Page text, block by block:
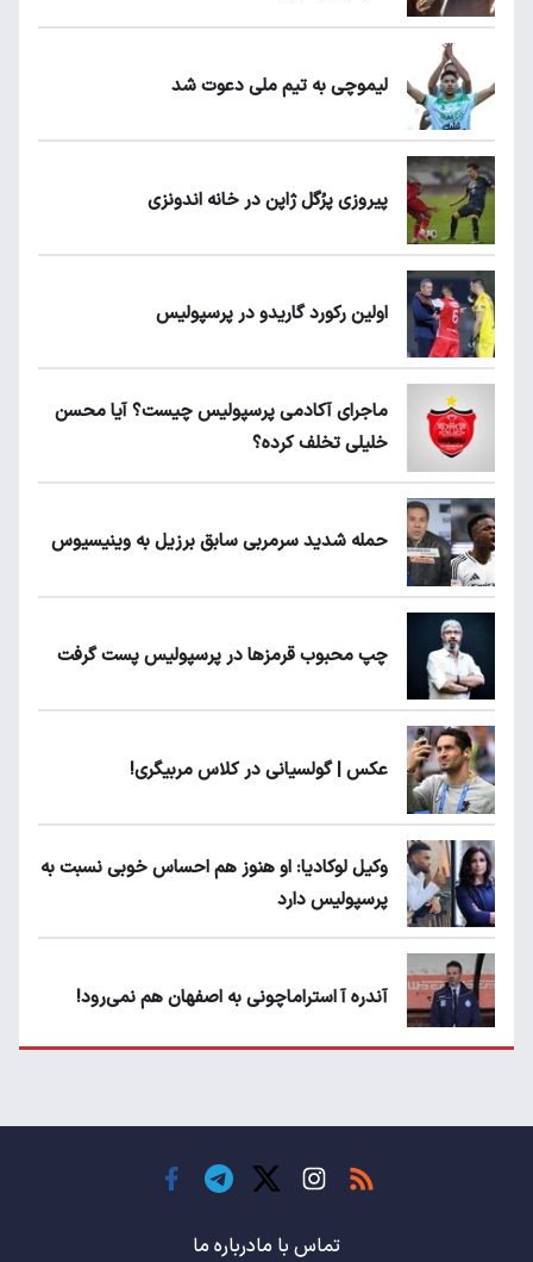
لیموچی به تیم ملی دعوت شد
پیروزی پرُگل ژاپن در خانه اندونزی
اولین رکورد گاریدو در پرسپولیس
ماجرای آکادمی پرسپولیس چیست؟ آیا محسن
خلیلی تخلف کرده؟
حمله شدید سرمربی سابق برزیل به وینیسیوس
چپ محبوب قرمزها در پرسپولیس پست گرفت
عکس | گولسیانی در کلاس مربیگری!
وکیل لوکادیا: او هنوز هم احساس خوبی نسبت به
پرسپولیس دارد
آندره آ استراماچونی به اصفهان هم نمی‌رود!
حسن روی هوا!
باشگاه های جهان
تماس با مادرباره ما